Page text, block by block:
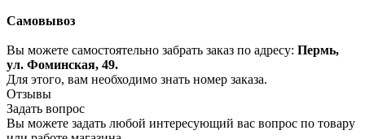
Самовывоз
Вы можете самостоятельно забрать заказ по адресу: Пермь,
ул. Фоминская, 49.
Для этого, вам необходимо знать номер заказа.
Отзывы
Задать вопрос
Вы можете задать любой интересующий вас вопрос по товару